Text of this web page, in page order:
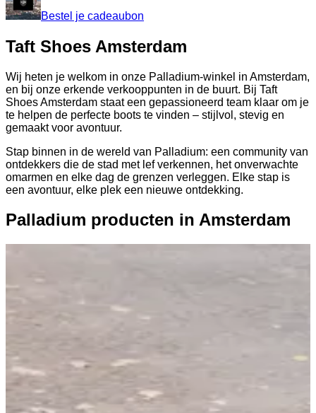
Bestel je cadeaubon
Taft Shoes Amsterdam
Wij heten je welkom in onze Palladium-winkel in Amsterdam,
en bij onze erkende verkooppunten in de buurt. Bij Taft
Shoes Amsterdam staat een gepassioneerd team klaar om je
te helpen de perfecte boots te vinden – stijlvol, stevig en
gemaakt voor avontuur.
Stap binnen in de wereld van Palladium: een community van
ontdekkers die de stad met lef verkennen, het onverwachte
omarmen en elke dag de grenzen verleggen. Elke stap is
een avontuur, elke plek een nieuwe ontdekking.
Palladium producten in Amsterdam